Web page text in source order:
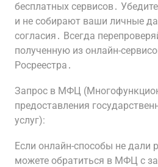
бесплатных сервисов․
и не собирают ваши личные
согласия․ Всегда
полученную из онлайн-
Росреестра․
Запрос в МФЦ
предоставления
услуг):
Если онлайн-способы не дали
можете обратиться в МФЦ с